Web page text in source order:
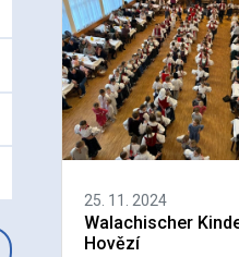
25. 11. 2024
Walachischer
Hovězí